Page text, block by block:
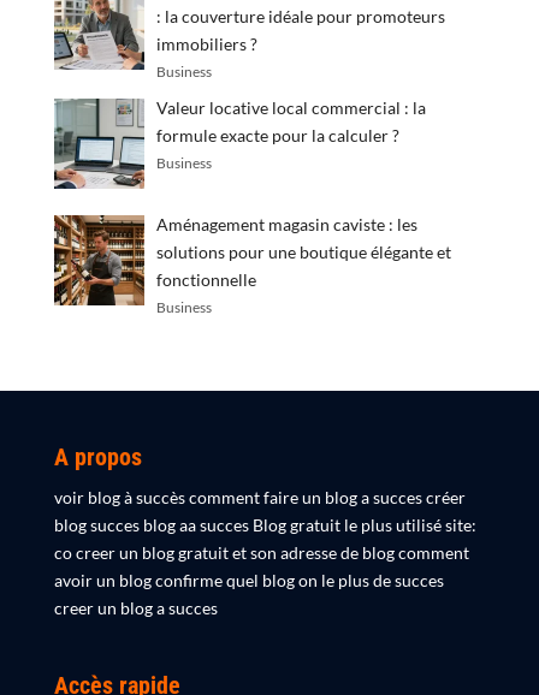
: la couverture idéale pour promoteurs
immobiliers ?
Business
Valeur locative local commercial : la
formule exacte pour la calculer ?
Business
Aménagement magasin caviste : les
solutions pour une boutique élégante et
fonctionnelle
Business
A propos
voir blog à succès comment faire un blog a succes créer
blog succes blog aa succes Blog gratuit le plus utilisé site:
co creer un blog gratuit et son adresse de blog comment
avoir un blog confirme quel blog on le plus de succes
creer un blog a succes
Accès rapide